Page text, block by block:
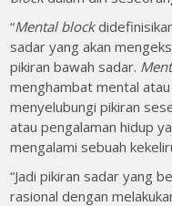
“Mental block
sadar yang akan
pikiran bawah sadar.
menghambat mental
menyelubungi pikiran
atau pengalaman hidup
mengalami sebuah
“Jadi pikiran sadar yang
rasional dengan